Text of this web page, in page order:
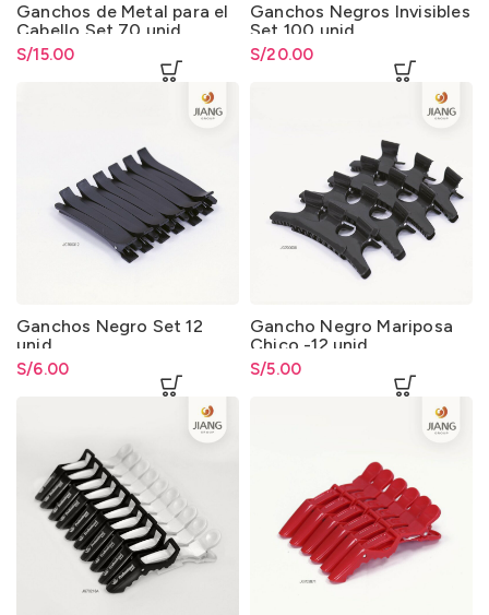
Ganchos de Metal para el
Cabello Set 70 unid.
S/15.00
Ganchos Negros Invisibles
Set 100 unid.
S/20.00
Ganchos Negro Set 12
unid.
S/6.00
Gancho Negro Mariposa
Chico -12 unid.
S/5.00